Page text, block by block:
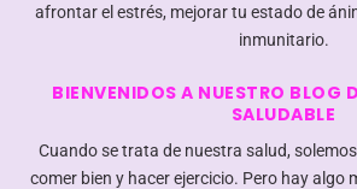
afrontar el estrés, mejorar tu estado de
inmunitario.
BIENVENIDOS A NUESTRO BLOG
SALUDABLE
Cuando se trata de nuestra salud,
comer bien y hacer ejercicio. Pero hay algo